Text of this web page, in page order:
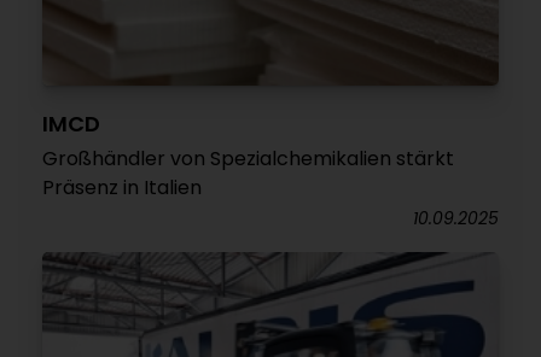
IMCD
Großhändler von Spezialchemikalien stärkt
Präsenz in Italien
10.09.2025